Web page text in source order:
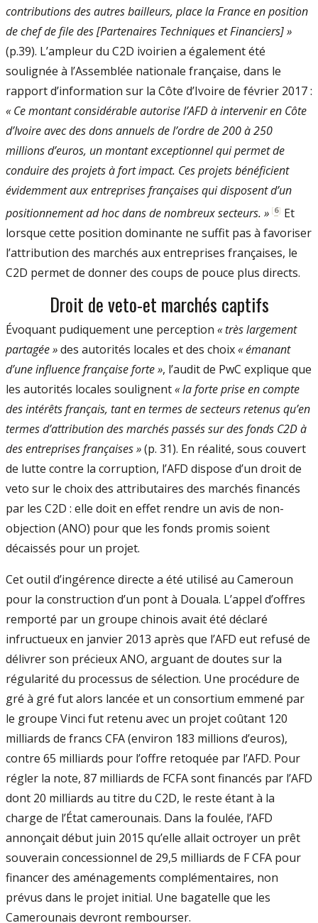
contributions des autres bailleurs, place la France en position
de chef de file des [Partenaires Techniques et Financiers] »
(p.39). L’ampleur du C2D ivoirien a également été
soulignée à l’Assemblée nationale française, dans le
rapport d’information sur la Côte d’Ivoire de février 2017 :
« Ce montant considérable autorise l’AFD à intervenir en Côte
d’Ivoire avec des dons annuels de l’ordre de 200 à 250
millions d’euros, un montant exceptionnel qui permet de
conduire des projets à fort impact. Ces projets bénéficient
évidemment aux entreprises françaises qui disposent d’un
positionnement ad hoc dans de nombreux secteurs. » [6] Et
lorsque cette position dominante ne suffit pas à favoriser
l’attribution des marchés aux entreprises françaises, le
C2D permet de donner des coups de pouce plus directs.
Droit de veto-et marchés captifs
Évoquant pudiquement une perception « très largement
partagée »des autorités locales et des choix« émanant
d’une influence française forte », l’audit de PwC explique que
les autorités locales soulignent« la forte prise en compte
des intérêts français, tant en termes de secteurs retenus qu’en
termes d’attribution des marchés passés sur des fonds C2D à
des entreprises françaises »(p. 31). En réalité, sous couvert
de lutte contre la corruption, l’AFD dispose d’un droit de
veto sur le choix des attributaires des marchés financés
par les C2D : elle doit en effet rendre un avis de non-
objection (ANO) pour que les fonds promis soient
décaissés pour un projet.
Cet outil d’ingérence directe a été utilisé au Cameroun
pour la construction d’un pont à Douala. L’appel d’offres
remporté par un groupe chinois avait été déclaré
infructueux en janvier 2013 après que l’AFD eut refusé de
délivrer son précieux ANO, arguant de doutes sur la
régularité du processus de sélection. Une procédure de
gré à gré fut alors lancée et un consortium emmené par
le groupe Vinci fut retenu avec un projet coûtant 120
milliards de francs CFA (environ 183 millions d’euros),
contre 65 milliards pour l’offre retoquée par l’AFD. Pour
régler la note, 87 milliards de FCFA sont financés par l’AFD
dont 20 milliards au titre du C2D, le reste étant à la
charge de l’État camerounais. Dans la foulée, l’AFD
annonçait début juin 2015 qu’elle allait octroyer un prêt
souverain concessionnel de 29,5 milliards de F CFA pour
financer des aménagements complémentaires, non
prévus dans le projet initial. Une bagatelle que les
Camerounais devront rembourser.